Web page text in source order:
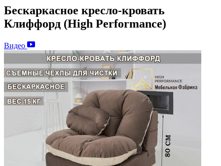
Бескаркасное кресло-кровать
Клиффорд (High Performance)
Видео